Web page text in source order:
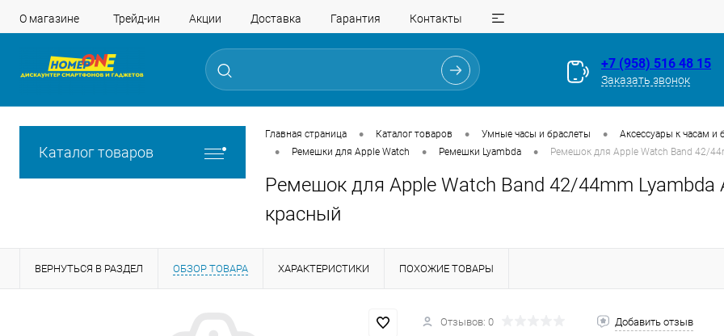
О магазине Трейд-ин Акции Доставка Гарантия Контакты
+7 (958) 516 48 15
Заказать звонок
Каталог товаров
Главная страница • Каталог товаров • Умные часы и браслеты • Аксессуары к часам и
• Ремешки для Apple Watch • Ремешки Lyambda • Ремешок для Apple Watch Band 42/
Ремешок для Apple Watch Band 42/44mm Lyambda
красный
ВЕРНУТЬСЯ В РАЗДЕЛ ОБЗОР ТОВАРА ХАРАКТЕРИСТИКИ ПОХОЖИЕ ТОВАРЫ
Отзывов: 0 Добавить отзыв
Для клиентов всех банков
Разбейтеоплату